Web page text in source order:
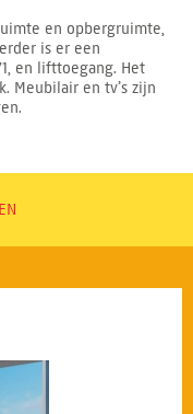
en opbergruimte,
is er een
en lifttoegang. Het
Meubilair en tv’s zijn